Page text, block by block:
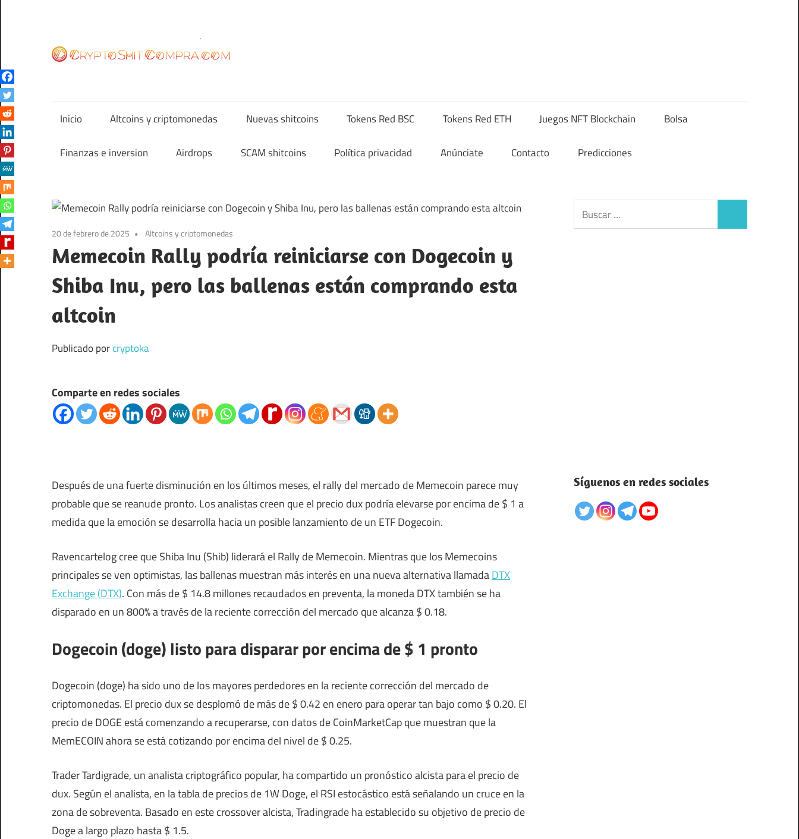
Inicio Altcoins y criptomonedas Nuevas shitcoins Tokens Red BSC Tokens Red ETH Juegos NFT Blockchain Bolsa
Finanzas e inversion Airdrops SCAM shitcoins Política privacidad Anúnciate Contacto Predicciones
20 de febrero de 2025 Altcoins y criptomonedas
Memecoin Rally podría reiniciarse con Dogecoin y
Shiba Inu, pero las ballenas están comprando esta
altcoin
Publicado porcryptoka
Comparte en redes sociales
Después de una fuerte disminución en los últimos meses, el rally del mercado de Memecoin parece muy
probable que se reanude pronto. Los analistas creen que el precio dux podría elevarse por encima de $ 1 a
medida que la emoción se desarrolla hacia un posible lanzamiento de un ETF Dogecoin.
Ravencartelog cree que Shiba Inu (Shib) liderará el Rally de Memecoin. Mientras que los Memecoins
principales se ven optimistas, las ballenas muestran más interés en una nueva alternativa llamadaDTX
Exchange (DTX). Con más de $ 14.8 millones recaudados en preventa, la moneda DTX también se ha
disparado en un 800% a través de la reciente corrección del mercado que alcanza $ 0.18.
Dogecoin (doge) listo para disparar por encima de $ 1 pronto
Dogecoin (doge) ha sido uno de los mayores perdedores en la reciente corrección del mercado de
criptomonedas. El precio dux se desplomó de más de $ 0.42 en enero para operar tan bajo como $ 0.20. El
precio de DOGE está comenzando a recuperarse, con datos de CoinMarketCap que muestran que la
MemECOIN ahora se está cotizando por encima del nivel de $ 0.25.
Trader Tardigrade, un analista criptográfico popular, ha compartido un pronóstico alcista para el precio de
dux. Según el analista, en la tabla de precios de 1W Doge, el RSI estocástico está señalando un cruce en la
zona de sobreventa. Basado en este crossover alcista, Tradingrade ha establecido su objetivo de precio de
Doge a largo plazo hasta $ 1.5.
Buscar:
Síguenos en redes sociales